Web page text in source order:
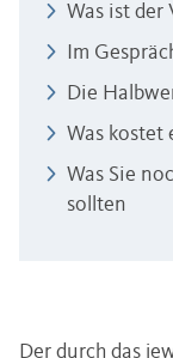
Was ist der
Im
Die
Was kostet
Was Sie
sollten
Der durch das